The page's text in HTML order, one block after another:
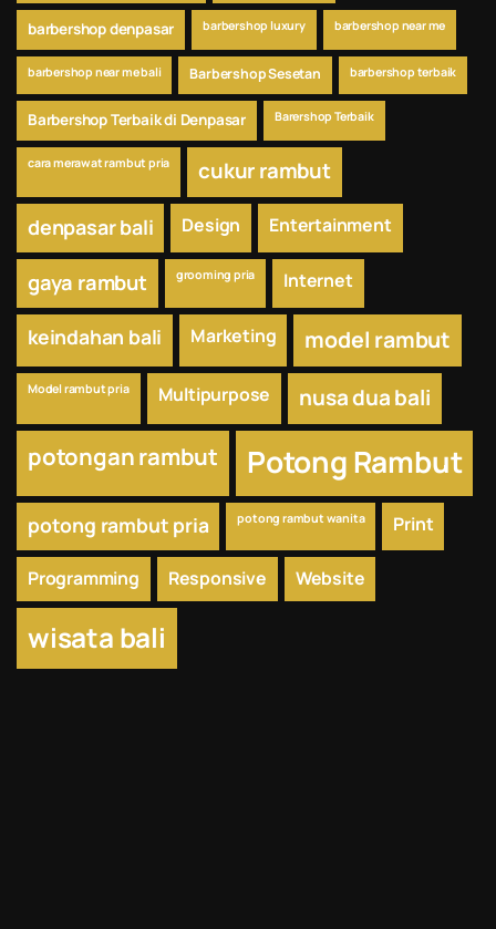
barbershop denpasar barbershop luxury barbershop near me
barbershop near me bali Barbershop Sesetan barbershop terbaik
Barbershop Terbaik di Denpasar Barershop Terbaik
cara merawat rambut pria cukur rambut
denpasar bali Design Entertainment
gaya rambut grooming pria Internet
keindahan bali Marketing model rambut
Model rambut pria Multipurpose nusa dua bali
potongan rambut Potong Rambut
potong rambut pria potong rambut wanita Print
Programming Responsive Website
wisata bali